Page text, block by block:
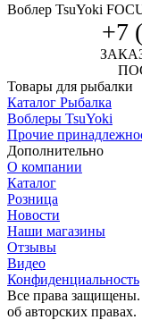
Воблер TsuYoki
+7
Товары для рыбалки
Каталог Рыбалка
Воблеры TsuYoki
Прочие
Дополнительно
О компании
Каталог
Розница
Новости
Наши магазины
Отзывы
Видео
Конфиденциальность
Все права
об авторских правах.